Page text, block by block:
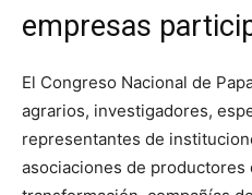
empresas
El Congreso Nacional de
agrarios, investigadores,
representantes de
asociaciones de productores